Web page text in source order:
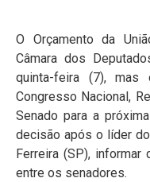
O Orçamento da
Câmara dos
quinta-feira (7),
Congresso Nacional,
Senado para a
decisão após o líder
Ferreira (SP),
entre os senadores.